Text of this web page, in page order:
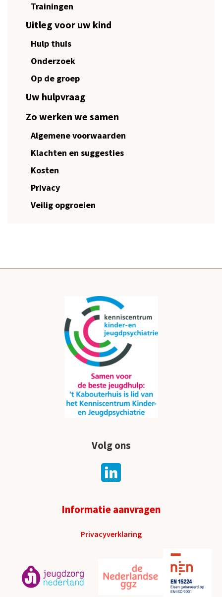
Trainingen
Uitleg voor uw kind
Hulp thuis
Onderzoek
Op de groep
Uw hulpvraag
Zo werken we samen
Algemene voorwaarden
Klachten en suggesties
Kosten
Privacy
Veilig opgroeien
Volg ons
Informatie aanvragen
Privacyverklaring